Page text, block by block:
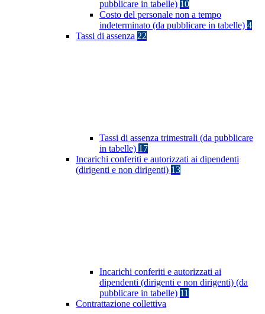
pubblicare in tabelle) 10
Costo del personale non a tempo
indeterminato (da pubblicare in tabelle) 4
Tassi di assenza 22
Tassi di assenza trimestrali (da pubblicare
in tabelle) 17
Incarichi conferiti e autorizzati ai dipendenti
(dirigenti e non dirigenti) 13
Incarichi conferiti e autorizzati ai
dipendenti (dirigenti e non dirigenti) (da
pubblicare in tabelle) 11
Contrattazione collettiva